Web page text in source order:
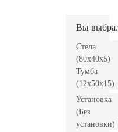
Вы
Стела
(80x40x5)
Тумба
(12x50x15)
Установка
(Без
установки)